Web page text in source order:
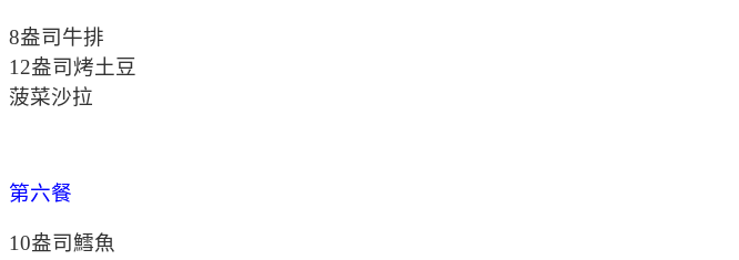
8盎司牛排
12盎司烤土豆
菠菜沙拉
第六餐
10盎司鱈魚